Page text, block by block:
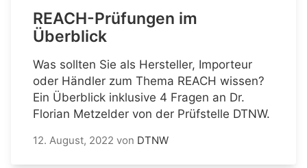
REACH-Prüfungen im
Überblick
Was sollten Sie als Hersteller, Importeur
oder Händler zum Thema REACH wissen?
Ein Überblick inklusive 4 Fragen an Dr.
Florian Metzelder von der Prüfstelle DTNW.
12. August, 2022 von DTNW